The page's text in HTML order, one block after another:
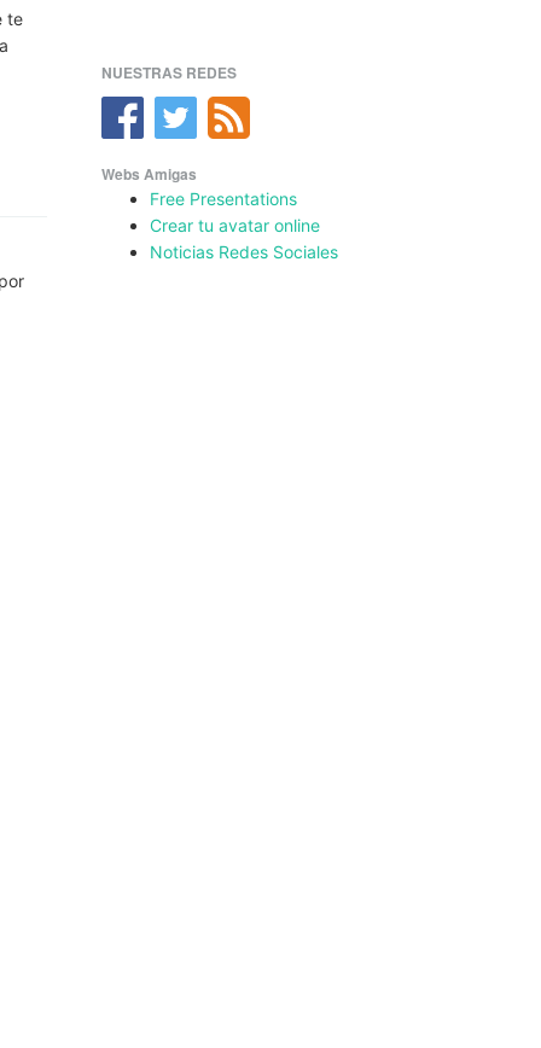
te
NUESTRAS REDES
Webs Amigas
Free Presentations
Crear tu avatar online
Noticias Redes Sociales